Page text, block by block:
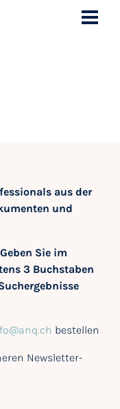
aus der
und
Sie im
3 Buchstaben
bestellen
Newsletter-